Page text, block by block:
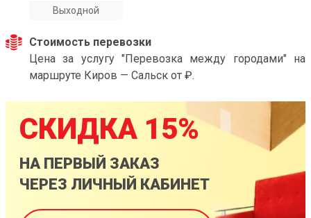
Выходной
Стоимость перевозки
Цена за услугу "Перевозка между городами" на
маршруте Киров — Сальск от ₽.
СКИДКА 15%
НА ПЕРВЫЙ ЗАКАЗ
ЧЕРЕЗ ЛИЧНЫЙ КАБИНЕТ